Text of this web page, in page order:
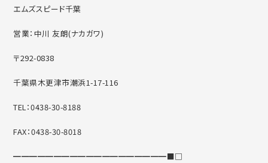
エムズスピード千葉
営業：中川 友朗(ナカガワ)
〒292-0838
千葉県木更津市潮浜1-17-116
TEL：0438-30-8188
FAX：0438-30-8018
━━━━━━━━━━━━━━━━━━━■□